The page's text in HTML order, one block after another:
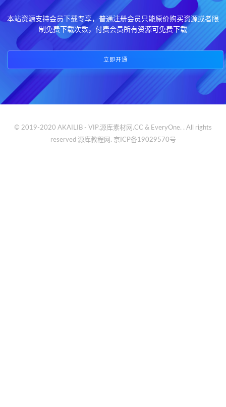
本站资源支持会员下载专享，普通注册会员只能原价购买资源或者限
制免费下载次数，付费会员所有资源可免费下载
立即开通
© 2019-2020 AKAILIB - VIP.源库素材网.CC & EveryOne. . All rights
reserved 源库教程网. 京ICP备19029570号